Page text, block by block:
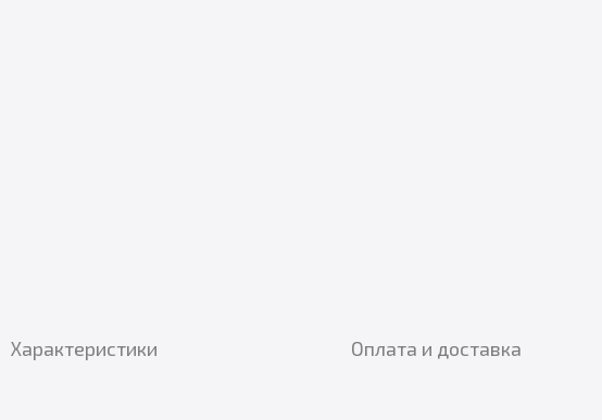
Характеристики Оплата и доставка